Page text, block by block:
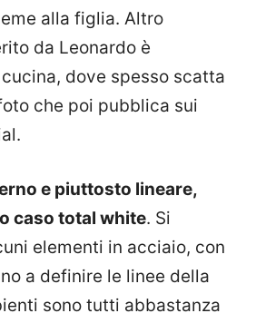
alla figlia. Altro
da Leonardo è
dove spesso scatta
che poi pubblica sui
e piuttosto lineare,
caso total white. Si
elementi in acciaio, con
a definire le linee della
sono tutti abbastanza